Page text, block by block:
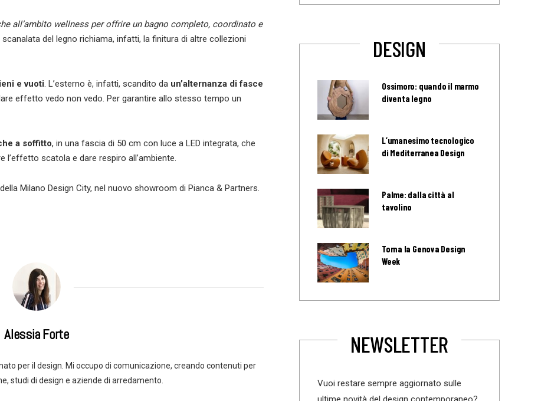
all’ambito wellness per offrire un bagno completo, coordinato e
del legno richiama, infatti, la finitura di altre collezioni
e vuoti. L’esterno è, infatti, scandito da un’alternanza di fasce
effetto vedo non vedo. Per garantire allo stesso tempo un
a soffitto, in una fascia di 50 cm con luce a LED integrata, che
l’effetto scatola e dare respiro all’ambiente.
Milano Design City, nel nuovo showroom di Pianca & Partners.
Alessia Forte
per il design. Mi occupo di comunicazione, creando contenuti per
studi di design e aziende di arredamento.
DESIGN
Ossimoro: quando il marmo
diventa legno
L’umanesimo tecnologico
di Mediterranea Design
Palme: dalla città al
tavolino
Torna la Genova Design
Week
NEWSLETTER
Vuoi restare sempre aggiornato sulle